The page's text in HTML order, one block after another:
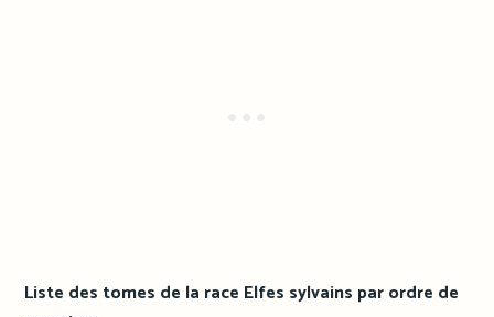
Liste des tomes de la race Elfes sylvains par ordre de